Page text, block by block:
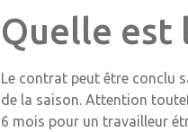
Quelle est
Le contrat peut être conclu
de la saison. Attention
6 mois pour un travailleur